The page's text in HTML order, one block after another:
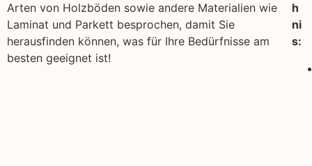
Arten von Holzböden sowie andere Materialien wie
Laminat und Parkett besprochen, damit Sie
herausfinden können, was für Ihre Bedürfnisse am
besten geeignet ist!
h
ni
s: